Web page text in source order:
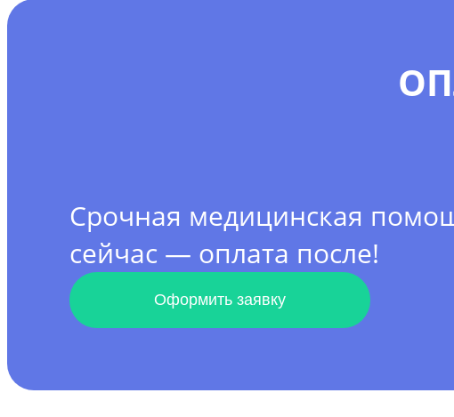
Срочная медицинская
сейчас — оплата после!
Оформить заявку